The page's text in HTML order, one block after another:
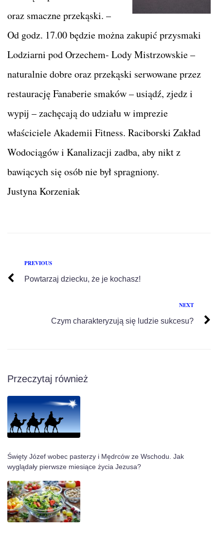
oraz smaczne przekąski. –
Od godz. 17.00 będzie można zakupić przysmaki
Lodziarni pod Orzechem- Lody Mistrzowskie –
naturalnie dobre oraz przekąski serwowane przez
restaurację Fanaberie smaków – usiądź, zjedz i
wypij – zachęcają do udziału w imprezie
właściciele Akademii Fitness. Raciborski Zakład
Wodociągów i Kanalizacji zadba, aby nikt z
bawiących się osób nie był spragniony.
Justyna Korzeniak
PREVIOUS
Powtarzaj dziecku, że je kochasz!
NEXT
Czym charakteryzują się ludzie sukcesu?
Przeczytaj również
Święty Józef wobec pasterzy i Mędrców ze Wschodu. Jak
wyglądały pierwsze miesiące życia Jezusa?